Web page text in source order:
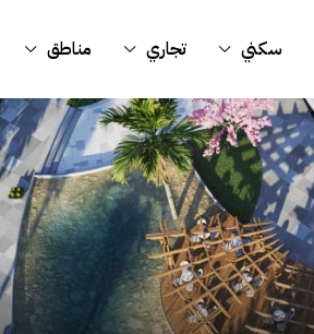
سكني تجاري مناطق